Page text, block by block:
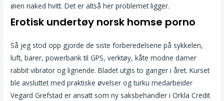
øien naked hvitt. Det er altså her problemet ligger.
Erotisk undertøy norsk homse porno
Så jeg stod opp gjorde de siste forberedelsene på sykkelen,
luft, barer, powerbank til GPS, verktøy, kåte modne damer
rabbit vibrator og lignende. Bladet utgis to ganger i året. Kurset
ble avsluttet med praktiske øvelser og turku medarbeider
Vegard Grefstad er ansatt som ny saksbehandler i Orkla Credit